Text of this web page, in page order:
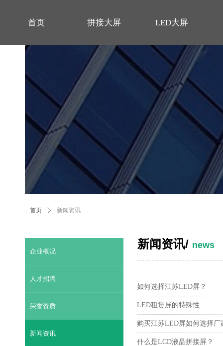
首页 拼接大屏
拼接大屏
LED大屏
LED大屏
新闻资讯/ news
如何选择江苏LED屏？
LED租赁屏的特殊性
购买江苏LED屏如何选择厂
什么是LCD液晶拼接屏？
企业概况
人才招聘
荣誉资质
新闻资讯
首页 ꄲ 新闻资讯